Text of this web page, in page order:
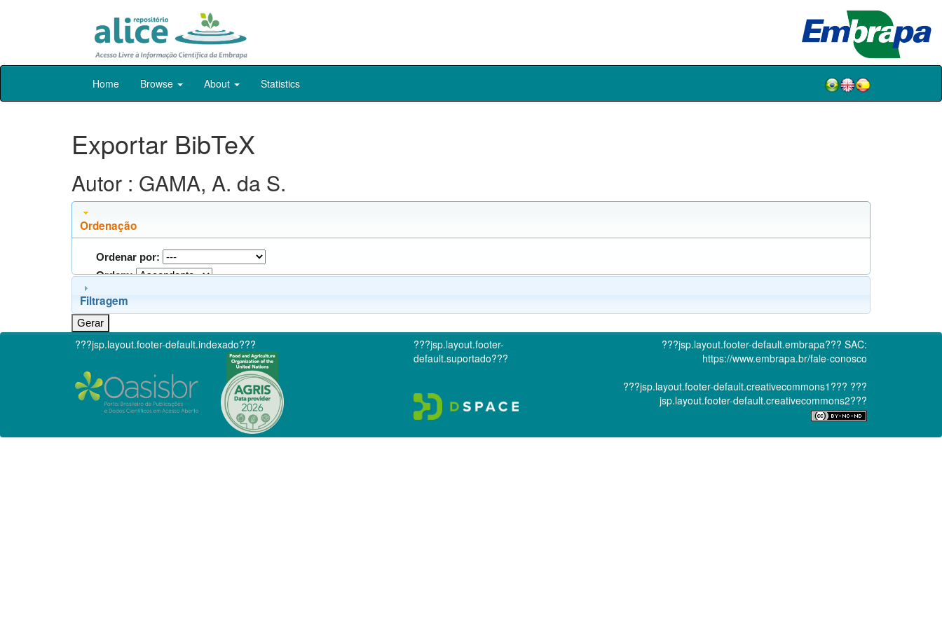
Skip
Home Browse About Statistics
Exportar BibTeX
Autor : GAMA, A. da S.
Ordenação
Ordenar por:
Ordem:
Filtragem
???jsp.layout.footer-default.indexado???
???jsp.layout.footer-
default.suportado???
???jsp.layout.footer-default.embrapa??? SAC:
https://www.embrapa.br/fale-conosco
???jsp.layout.footer-default.creativecommons1??? ???
jsp.layout.footer-default.creativecommons2???